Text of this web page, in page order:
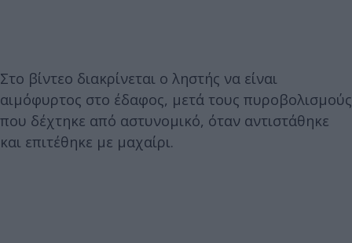
Στο βίντεο διακρίνεται ο ληστής να είναι
αιμόφυρτος στο έδαφος, μετά τους πυροβολισμούς
που δέχτηκε από αστυνομικό, όταν αντιστάθηκε
και επιτέθηκε με μαχαίρι.